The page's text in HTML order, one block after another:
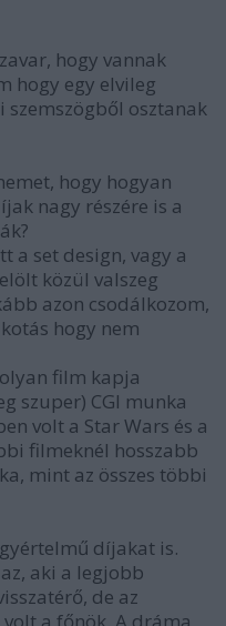
hogy vannak
hogy egy elvileg
osztanak
hogy hogyan
nagy részére is a
a set design, vagy a
közül valszeg
azon csodálkozom,
hogy nem
film kapja
szuper) CGI munka
volt a Star Wars és a
filmeknél hosszabb
mint az összes többi
díjakat is.
aki a legjobb
de az